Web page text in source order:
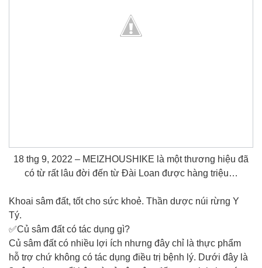
18 thg 9, 2022 – MEIZHOUSHIKE là một thương hiệu đã
có từ rất lâu đời đến từ Đài Loan được hàng triệu…
Khoai sâm đất, tốt cho sức khoẻ. Thần dược núi rừng Y
Tý.
✅Củ sâm đất có tác dụng gì?
Củ sâm đất có nhiều lợi ích nhưng đây chỉ là thực phẩm
hỗ trợ chứ không có tác dụng điều trị bệnh lý. Dưới đây là